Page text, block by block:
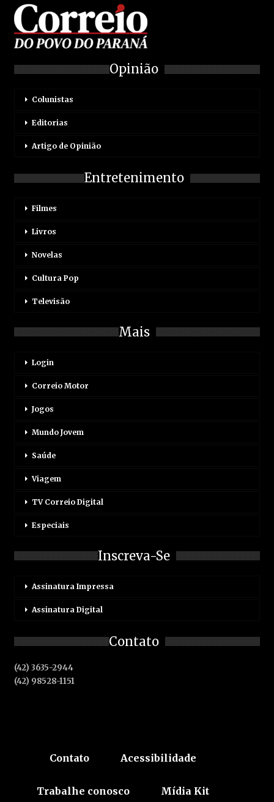
Opinião
Colunistas
Editorias
Artigo de Opinião
Entretenimento
Filmes
Livros
Novelas
Cultura Pop
Televisão
Mais
Login
Correio Motor
Jogos
Mundo Jovem
Saúde
Viagem
TV Correio Digital
Especiais
Inscreva-Se
Assinatura Impressa
Assinatura Digital
Contato
(42) 3635-2944
(42) 98528-1151
Contato Acessibilidade
Trabalhe conosco Mídia Kit